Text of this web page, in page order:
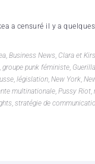
a censuré il y a
, Business News, Clara et
, groupe punk féministe,
, législation, New York,
multinationale, Pussy Riot,
, stratégie de